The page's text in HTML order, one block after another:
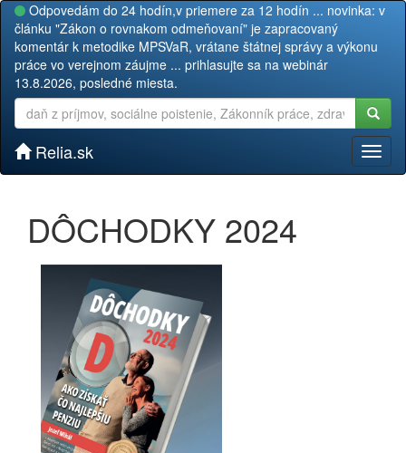
Odpovedám do 24 hodín,v priemere za 12 hodín ... novinka: v
článku "Zákon o rovnakom odmeňovaní" je zapracovaný
komentár k metodike MPSVaR, vrátane štátnej správy a výkonu
práce vo verejnom záujme ... prihlasujte sa na webinár
13.8.2026, posledné miesta.
Relia.sk
DÔCHODKY 2024